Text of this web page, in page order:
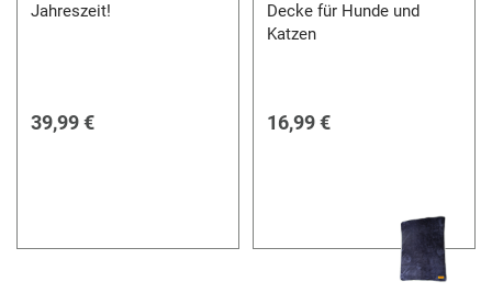
Jahreszeit!
39,99 €
Decke für Hunde und
Katzen
16,99 €